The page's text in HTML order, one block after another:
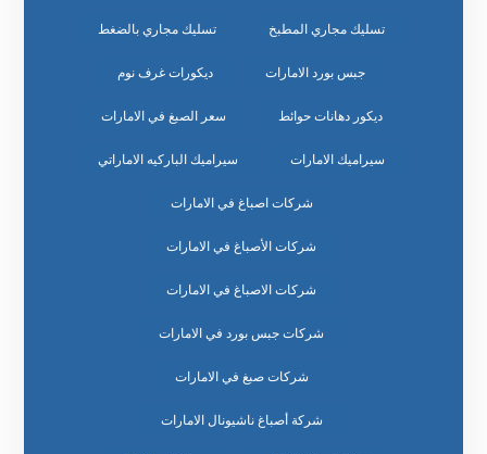
تسليك مجاري المطبخ تسليك مجاري بالضغط
جبس بورد الامارات ديكورات غرف نوم
ديكور دهانات حوائط سعر الصبغ في الامارات
سيراميك الامارات سيراميك الباركيه الاماراتي
شركات اصباغ في الامارات
شركات الأصباغ في الامارات
شركات الاصباغ في الامارات
شركات جبس بورد في الامارات
شركات صبغ في الامارات
شركة أصباغ ناشيونال الامارات